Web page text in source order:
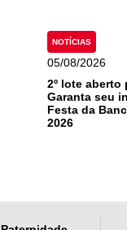
NOTÍCIAS
05/08/2026
2º lote aberto
Garanta seu
Festa da
2026